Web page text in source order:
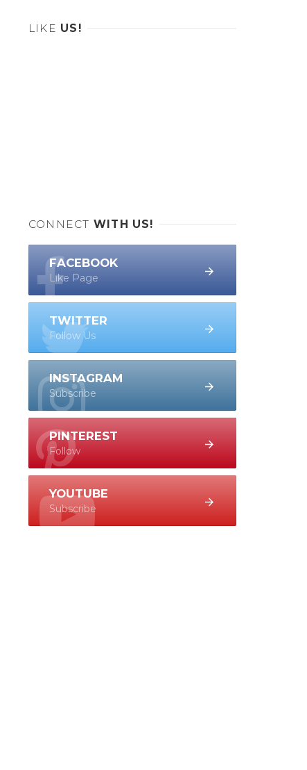
LIKE US!
CONNECT WITH US!
FACEBOOK
Like Page
TWITTER
Follow Us
INSTAGRAM
Subscribe
PINTEREST
Follow
YOUTUBE
Subscribe